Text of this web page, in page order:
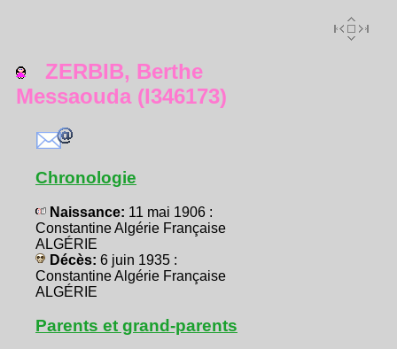
ZERBIB, Berthe
Messaouda (I346173)
Chronologie
Naissance: 11 mai 1906 :
Constantine Algérie Française
ALGÉRIE
Décès: 6 juin 1935 :
Constantine Algérie Française
ALGÉRIE
Parents et grand-parents